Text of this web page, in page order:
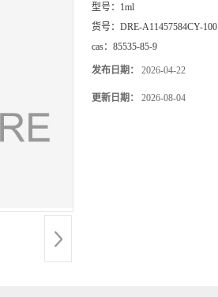
型号： 1ml
货号： DRE-A11457584CY-100
cas： 85535-85-9
发布日期： 2026-04-22
更新日期： 2026-08-04